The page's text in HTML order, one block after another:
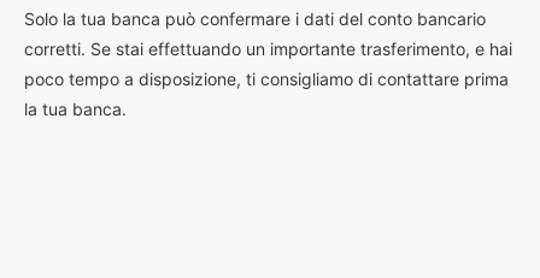
Solo la tua banca può confermare i dati del conto bancario
corretti. Se stai effettuando un importante trasferimento, e hai
poco tempo a disposizione, ti consigliamo di contattare prima
la tua banca.